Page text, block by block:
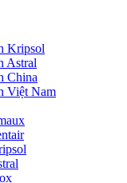
Kripsol
Astral
China
Việt Nam